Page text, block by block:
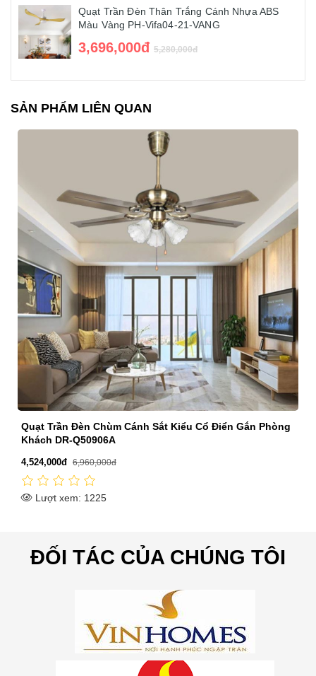
Quạt Trần Đèn Thân Trắng Cánh Nhựa ABS
Màu Vàng PH-Vifa04-21-VANG
3,696,000đ 5,280,000đ
SẢN PHẨM LIÊN QUAN
Quạt Trần Đèn Chùm Cánh Sắt Kiểu Cổ Điển Gắn Phòng
Khách DR-Q50906A
4,524,000đ 6,960,000đ
Lượt xem: 1225
ĐỐI TÁC CỦA CHÚNG TÔI